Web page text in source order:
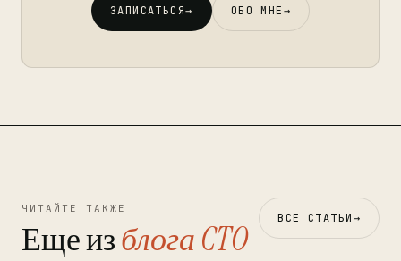
ЗАПИСАТЬСЯ→ ОБО МНЕ→
ЧИТАЙТЕ ТАКЖЕ
Еще изблога CTO ВСЕ СТАТЬИ→